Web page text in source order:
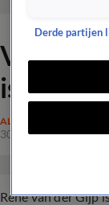
Van der
is nooit
ALGEMEEN
30 apr 2022, 20:13
René van der Gijp
Derde partijen